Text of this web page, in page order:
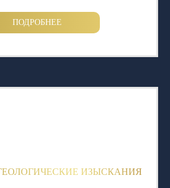
ПОДРОБНЕЕ
ИЗЫСКАНИЯ